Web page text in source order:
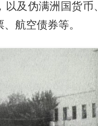
以及伪满洲国货币
航空债券等。